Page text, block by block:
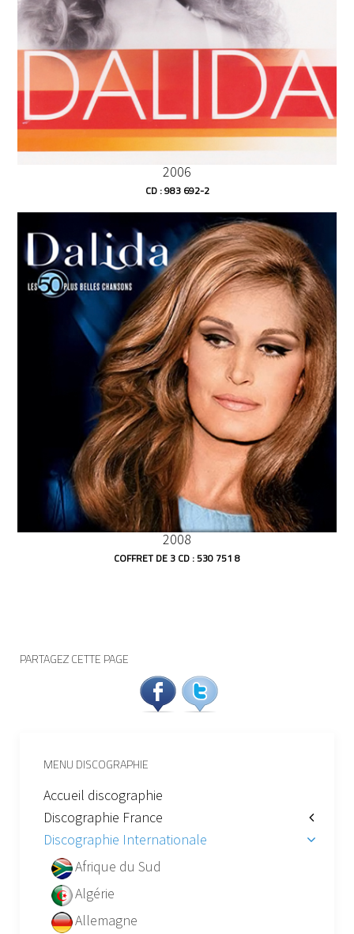
2006
CD : 983 692-2
2008
COFFRET DE 3 CD : 530 751 8
PARTAGEZ CETTE PAGE
MENU DISCOGRAPHIE
Accueil discographie
Discographie France
Discographie Internationale
Afrique du Sud
Algérie
Allemagne